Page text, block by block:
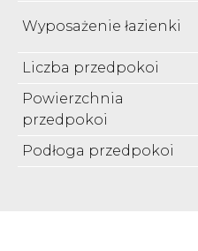
Wyposażenie łazienki
Liczba przedpokoi
Powierzchnia
przedpokoi
Podłoga przedpokoi